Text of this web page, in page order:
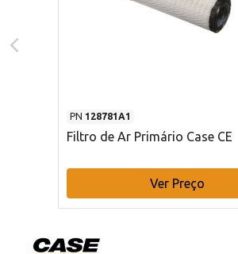
PN 128781A1
Filtro de Ar Primário Case CE
Ver Preço